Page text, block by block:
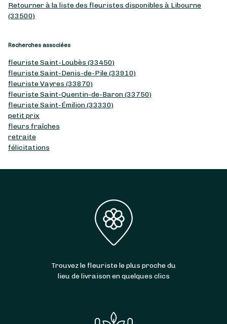
Retourner à la liste des fleuristes disponibles à Libourne
(33500)
Recherches associées
fleuriste Saint-Loubès (33450)
fleuriste Saint-Denis-de-Pile (33910)
fleuriste Vayres (33870)
fleuriste Saint-Quentin-de-Baron (33750)
fleuriste Saint-Émilion (33330)
petit prix
fleurs fraîches
retraite
félicitations
Trouvez le fleuriste le plus proche du
lieu de livraison en quelques clics